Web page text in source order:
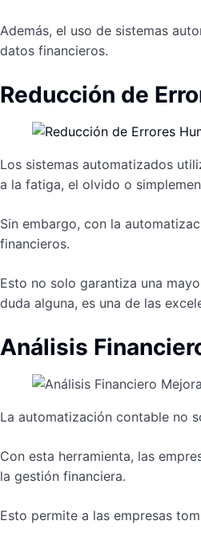
Además, el uso de sistemas
datos financieros.
Reducción de
Los sistemas automatizados
a la fatiga, el olvido o
Sin embargo, con la
financieros.
Esto no solo garantiza una
duda alguna, es una de las
Análisis
La automatización contable no
Con esta herramienta, las
la gestión financiera.
Esto permite a las empresas